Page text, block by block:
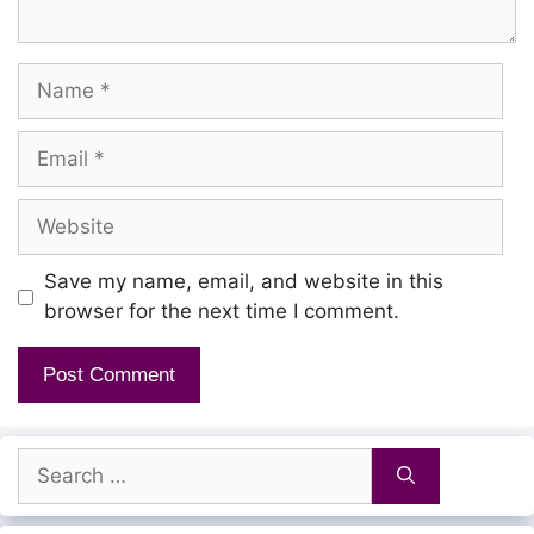
Muthal muththangal Poo Pookume!
Yei! Kanjadai Kal Veesi Neeye Yen
Kannadi Kan Koithaye!
Hey! Kankoosum Minsaaram Neeye
Yen Nenjoram Poothaya!
Paathai Sernthu Varava
Dooram Yavum Ariyamal
Povom Vaa
Name
Email
Website
Save my name, email, and website in this
browser for the next time I comment.
Search
for: